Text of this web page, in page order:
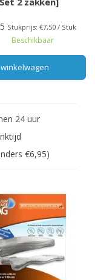
Stukprijs: €7,50 / Stuk
Beschikbaar
24 uur
€6,95)